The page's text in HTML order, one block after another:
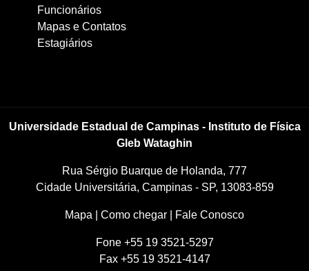
Funcionários
Mapas e Contatos
Estagiários
Universidade Estadual de Campinas - Instituto de Física
Gleb Wataghin
Rua Sérgio Buarque de Holanda, 777
Cidade Universitária, Campinas - SP, 13083-859
Mapa Como chegar Fale Conosco
Fone +55 19 3521-5297
Fax +55 19 3521-4147